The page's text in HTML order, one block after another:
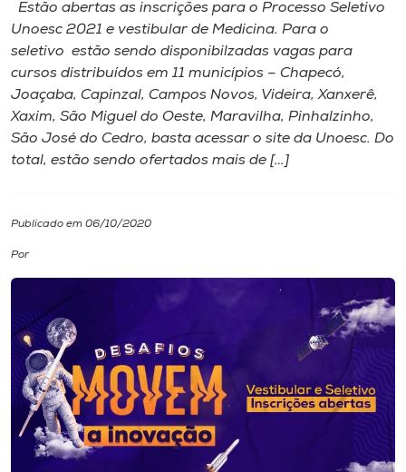
Internacionalização
I.nova
Diplomados
Biblioteca
Editora
Rádio
Estão abertas as inscrições para o Processo Seletivo
Unoesc 2021 e vestibular de Medicina. Para o
seletivo estão sendo disponibilzadas vagas para
cursos distribuídos em 11 municípios – Chapecó,
Joaçaba, Capinzal, Campos Novos, Videira, Xanxerê,
Xaxim, São Miguel do Oeste, Maravilha, Pinhalzinho,
São José do Cedro, basta acessar o site da Unoesc. Do
total, estão sendo ofertados mais de […]
Publicado em 06/10/2020
Por